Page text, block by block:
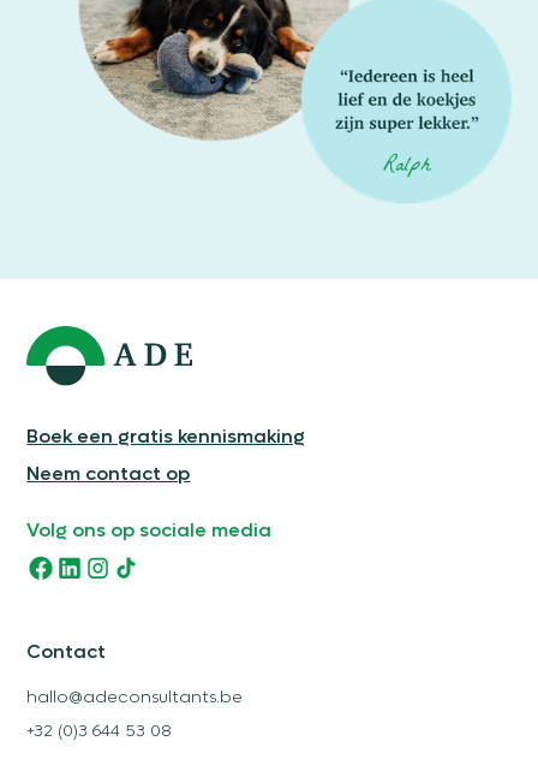
Boek een gratis kennismaking
Neem contact op
Volg ons op sociale media
Contact
hallo@adeconsultants.be
+32 (0)3 644 53 08